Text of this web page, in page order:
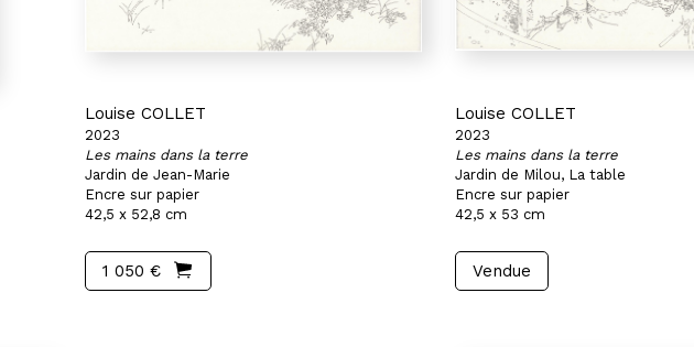
Louise COLLET
2023
Les mains dans la terre
Jardin de Jean-Marie
Encre sur papier
42,5 x 52,8 cm
1 050 €
Louise COLLET
2023
Les mains dans la terre
Jardin de Milou, La table
Encre sur papier
42,5 x 53 cm
Vendue